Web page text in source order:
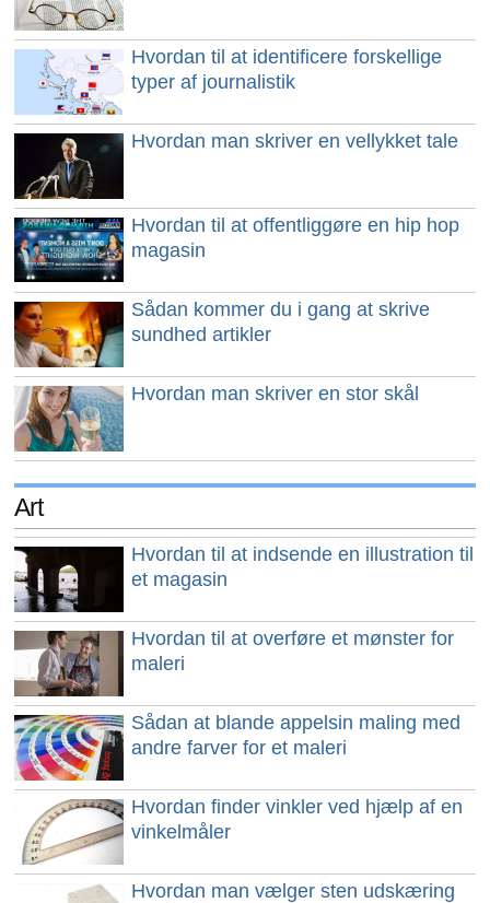
Hvordan til at identificere forskellige
typer af journalistik
Hvordan man skriver en vellykket tale
Hvordan til at offentliggøre en hip hop
magasin
Sådan kommer du i gang at skrive
sundhed artikler
Hvordan man skriver en stor skål
Art
Hvordan til at indsende en illustration til
et magasin
Hvordan til at overføre et mønster for
maleri
Sådan at blande appelsin maling med
andre farver for et maleri
Hvordan finder vinkler ved hjælp af en
vinkelmåler
Hvordan man vælger sten udskæring